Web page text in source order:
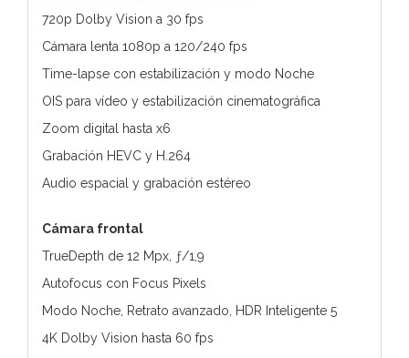
720p Dolby Vision a 30 fps
Cámara lenta 1080p a 120/240 fps
Time-lapse con estabilización y modo Noche
OIS para vídeo y estabilización cinematográfica
Zoom digital hasta x6
Grabación HEVC y H.264
Audio espacial y grabación estéreo
Cámara frontal
TrueDepth de 12 Mpx, ƒ/1,9
Autofocus con Focus Pixels
Modo Noche, Retrato avanzado, HDR Inteligente 5
4K Dolby Vision hasta 60 fps